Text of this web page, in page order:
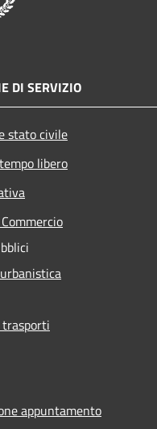
DI SERVIZIO
stato civile
libero
appuntamento